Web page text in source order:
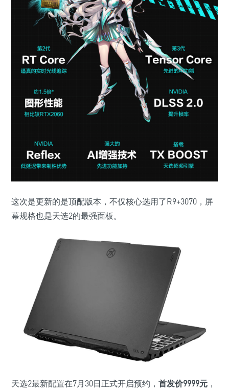
这次是更新的是顶配版本，不仅核心选用了R9+3070，屏
幕规格也是天选2的最强面板。
天选2最新配置在7月30日正式开启预约， 首发价9999元 ，